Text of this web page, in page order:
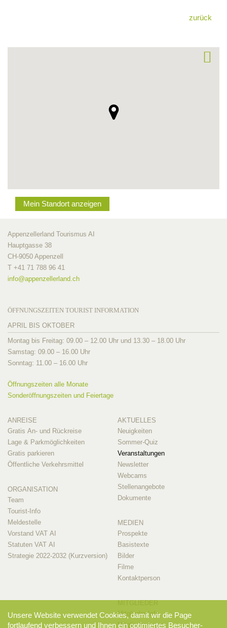
zurück
Mein Standort anzeigen
Appenzellerland Tourismus AI
Hauptgasse 38
CH-9050 Appenzell
T +41 71 788 96 41
info@appenzellerland.ch
ÖFFNUNGSZEITEN TOURIST INFORMATION
APRIL BIS OKTOBER
Montag bis Freitag: 09.00 – 12.00 Uhr und 13.30 – 18.00 Uhr
Samstag: 09.00 – 16.00 Uhr
Sonntag: 11.00 – 16.00 Uhr
Öffnungszeiten alle Monate
Sonderöffnungszeiten und Feiertage
ANREISE
Gratis An- und Rückreise
Lage & Parkmöglichkeiten
Gratis parkieren
Öffentliche Verkehrsmittel
ORGANISATION
Team
Tourist-Info
Meldestelle
Vorstand VAT AI
Statuten VAT AI
Strategie 2022-2032 (Kurzversion)
AKTUELLES
Neuigkeiten
Sommer-Quiz
Veranstaltungen
Newsletter
Webcams
Stellenangebote
Dokumente
MEDIEN
Prospekte
Basistexte
Bilder
Filme
Kontaktperson
Mitglieder-Info
Mitglieder-Login
Unsere Website verwendet Cookies, damit wir die Page
fortlaufend verbessern und Ihnen ein optimiertes Besucher-